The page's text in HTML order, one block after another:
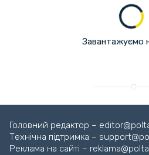
Завантажуємо
Головний редактор –
Технічна підтримка –
Реклама на сайті –